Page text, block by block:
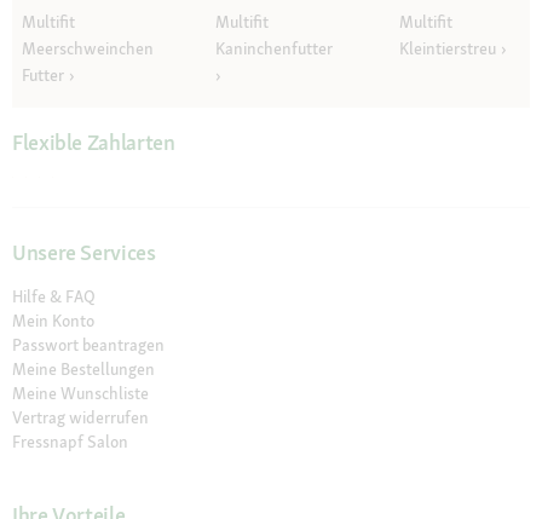
Multifit
Meerschweinchen
Futter
Multifit
Kaninchenfutter
Multifit
Kleintierstreu
Flexible Zahlarten
Unsere Services
Hilfe & FAQ
Mein Konto
Passwort beantragen
Meine Bestellungen
Meine Wunschliste
Vertrag widerrufen
Fressnapf Salon